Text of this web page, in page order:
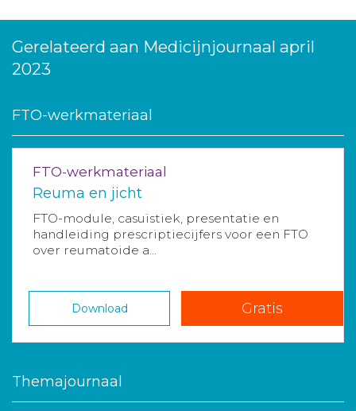
Gerelateerd aan Medicijnjournaal april
2023
FTO-werkmateriaal
FTO-werkmateriaal
Reuma en jicht
FTO-module, casuïstiek, presentatie en
handleiding prescriptiecijfers voor een FTO
over reumatoide a...
Download Gratis
Themajournaal